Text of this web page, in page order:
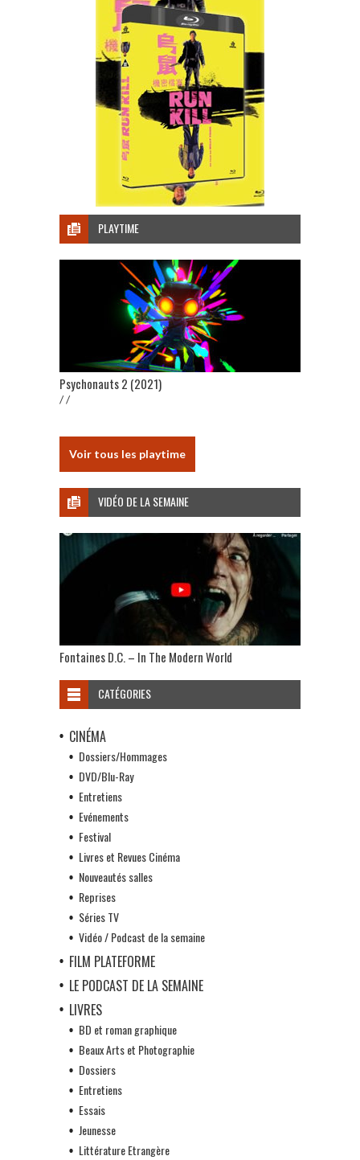
PLAYTIME
Psychonauts 2 (2021)
/ /
Voir tous les playtime
VIDÉO DE LA SEMAINE
Fontaines D.C. – In The Modern World
CATÉGORIES
CINÉMA
Dossiers/Hommages
DVD/Blu-Ray
Entretiens
Evénements
Festival
Livres et Revues Cinéma
Nouveautés salles
Reprises
Séries TV
Vidéo / Podcast de la semaine
FILM PLATEFORME
LE PODCAST DE LA SEMAINE
LIVRES
BD et roman graphique
Beaux Arts et Photographie
Dossiers
Entretiens
Essais
Jeunesse
Littérature Etrangère